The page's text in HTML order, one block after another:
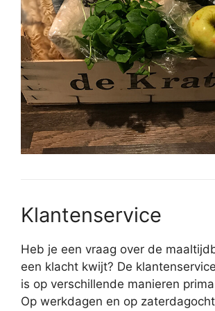
Klantenservice
Heb je een vraag over de
een klacht kwijt? De
is op verschillende manieren
Op werkdagen en op